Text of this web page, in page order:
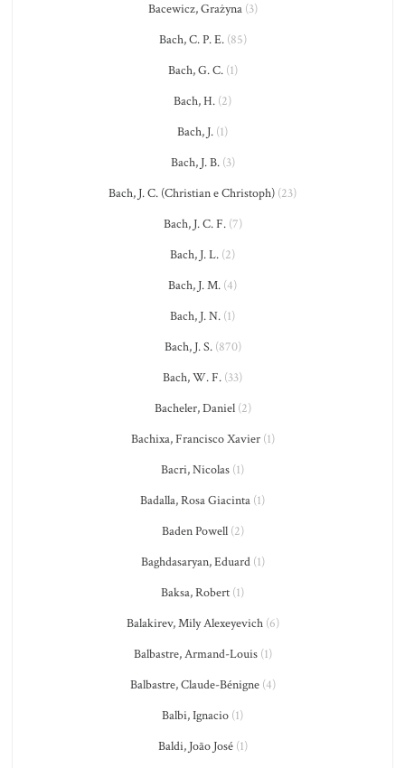
Bacewicz, Grażyna(3)
Bach, C. P. E.(85)
Bach, G. C.(1)
Bach, H. (2)
Bach, J. (1)
Bach, J. B.(3)
Bach, J. C. (Christian e Christoph) (23)
Bach, J. C. F.(7)
Bach, J. L. (2)
Bach, J. M. (4)
Bach, J. N. (1)
Bach, J. S.(870)
Bach, W. F. (33)
Bacheler, Daniel(2)
Bachixa, Francisco Xavier(1)
Bacri, Nicolas (1)
Badalla, Rosa Giacinta (1)
Baden Powell(2)
Baghdasaryan, Eduard(1)
Baksa, Robert (1)
Balakirev, Mily Alexeyevich(6)
Balbastre, Armand-Louis(1)
Balbastre, Claude-Bénigne(4)
Balbi, Ignacio (1)
Baldi, João José(1)